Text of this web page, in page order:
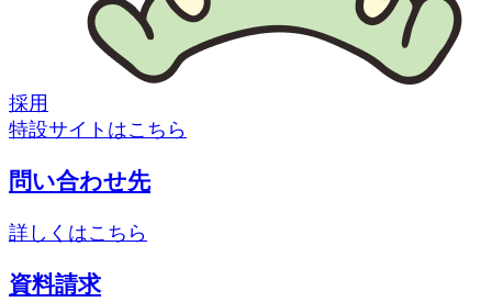
採用
特設サイトはこちら
問い合わせ先
詳しくはこちら
資料請求